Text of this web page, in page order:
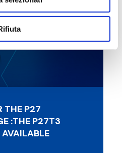
THE P27
:THE P27T3